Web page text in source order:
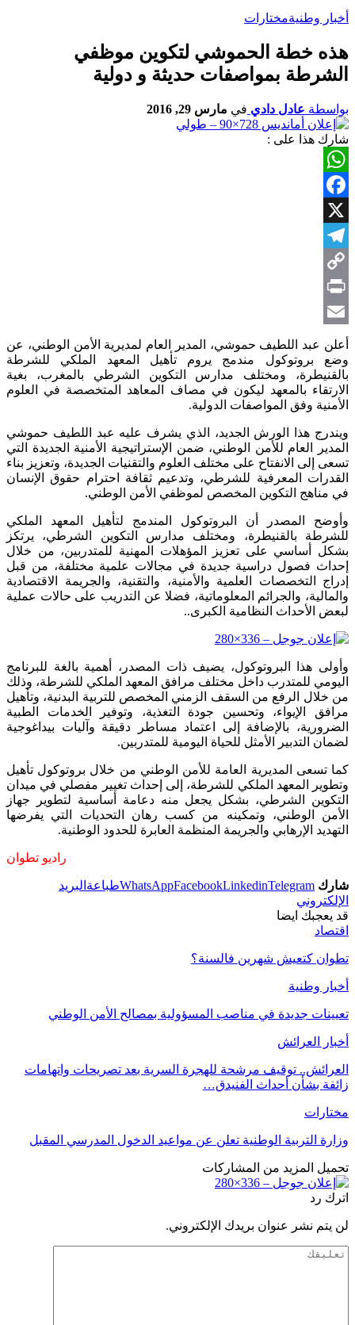
أخبار وطنيةمختارات
هذه خطة الحموشي لتكوين موظفي
الشرطة بمواصفات حديثة و دولية
بواسطة عادل دادي في مارس 29, 2016
شارك هذا على :
WhatsApp
Facebook
X
Telegram
Copy
Link
Print
Email
أعلن عبد اللطيف حموشي، المدير العام لمديرية الأمن الوطني، عن
وضع بروتوكول مندمج يروم تأهيل المعهد الملكي للشرطة
بالقنيطرة، ومختلف مدارس التكوين الشرطي بالمغرب، بغية
الارتقاء بالمعهد ليكون في مصاف المعاهد المتخصصة في العلوم
الأمنية وفق المواصفات الدولية.
ويندرج هذا الورش الجديد، الذي يشرف عليه عبد اللطيف حموشي
المدير العام للأمن الوطني، ضمن الإستراتيجية الأمنية الجديدة التي
تسعى إلى الانفتاح على مختلف العلوم والتقنيات الجديدة، وتعزيز بناء
القدرات المعرفية للشرطي، وتدعيم ثقافة احترام حقوق الإنسان
في مناهج التكوين المخصص لموظفي الأمن الوطني.
وأوضح المصدر أن البروتوكول المندمج لتأهيل المعهد الملكي
للشرطة بالقنيطرة، ومختلف مدارس التكوين الشرطي، يرتكز
بشكل أساسي على تعزيز المؤهلات المهنية للمتدربين، من خلال
إحداث فصول دراسية جديدة في مجالات علمية مختلفة، من قبل
إدراج التخصصات العلمية والأمنية، والتقنية، والجريمة الاقتصادية
والمالية، والجرائم المعلوماتية، فضلا عن التدريب على حالات عملية
لبعض الأحداث النظامية الكبرى..
وأولى هذا البروتوكول، يضيف ذات المصدر، أهمية بالغة للبرنامج
اليومي للمتدرب داخل مختلف مرافق المعهد الملكي للشرطة، وذلك
من خلال الرفع من السقف الزمني المخصص للتربية البدنية، وتأهيل
مرافق الإيواء، وتحسين جودة التغذية، وتوفير الخدمات الطبية
الضرورية، بالإضافة إلى اعتماد مساطر دقيقة وآليات بيداغوجية
لضمان التدبير الأمثل للحياة اليومية للمتدربين.
كما تسعى المديرية العامة للأمن الوطني من خلال بروتوكول تأهيل
وتطوير المعهد الملكي للشرطة، إلى إحداث تغيير مفصلي في ميدان
التكوين الشرطي، بشكل يجعل منه دعامة أساسية لتطوير جهاز
الأمن الوطني، وتمكينه من كسب رهان التحديات التي يفرضها
التهديد الإرهابي والجريمة المنظمة العابرة للحدود الوطنية.
راديو تطوان
شارك WhatsAppFacebookLinkedinTelegram طباعة البريد
الإلكتروني
قد يعجبك ايضا
اقتصاد
تطوان كتعيش شهرين فالسنة؟
أخبار وطنية
تعيينات جديدة في مناصب المسؤولية بمصالح الأمن الوطني
أخبار العرائش
العرائش.. توقيف مرشحة للهجرة السرية بعد تصريحات واتهامات
زائفة بشأن أحداث الفنيدق…
مختارات
وزارة التربية الوطنية تعلن عن مواعيد الدخول المدرسي المقبل
تحميل المزيد من المشاركات
اترك رد
لن يتم نشر عنوان بريدك الإلكتروني.